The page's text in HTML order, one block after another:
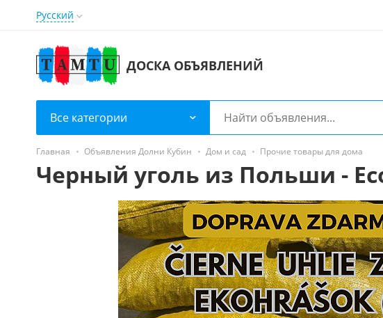
Русский
ДОСКА ОБЪЯВЛЕНИЙ
Все категории
Главная Объявления Долни Кубин Дом и сад Прочие товары для дома
Черный уголь из Польши -